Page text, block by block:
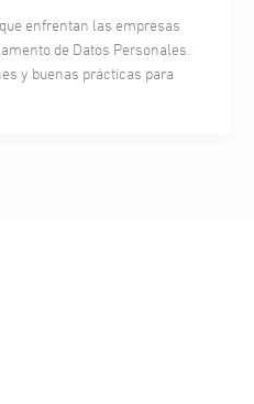
enfrentan las empresas
de Datos Personales.
y buenas prácticas para